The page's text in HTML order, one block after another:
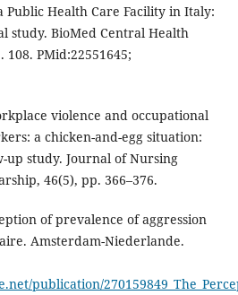
Health Care Facility in Italy:
study. BioMed Central Health
108. PMid:22551645;
violence and occupational
a chicken-and-egg situation:
up study. Journal of Nursing
46(5), pp. 366–376.
of prevalence of aggression
Amsterdam-Niederlande.
publication/